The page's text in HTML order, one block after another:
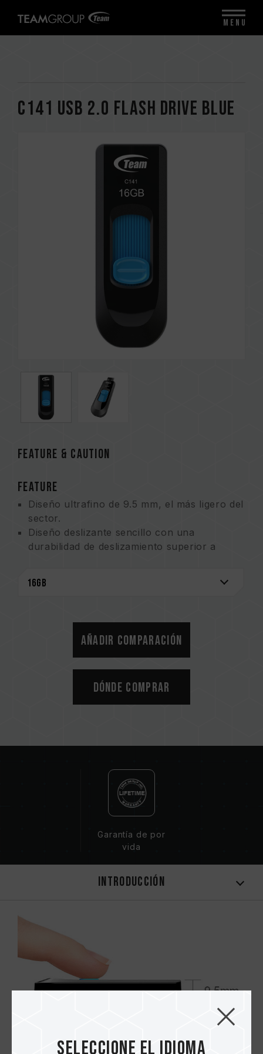
C141 USB 2.0 FLASH DRIVE BLUE
FEATURE & CAUTION
FEATURE
Diseño ultrafino de 9.5 mm, el más ligero del
sector.
Diseño deslizante sencillo con una
durabilidad de deslizamiento superior a
y plug-and-play.
alimentación externa.
Compatible con el modo de ahorro de
Añadir comparación
Dónde comprar
Garantía de por
vida
Introducción
Seleccione el idioma
MENU